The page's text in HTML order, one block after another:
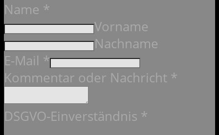
Name *
Vorname
Nachname
E-Mail *
Kommentar oder Nachricht *
DSGVO-Einverständnis *